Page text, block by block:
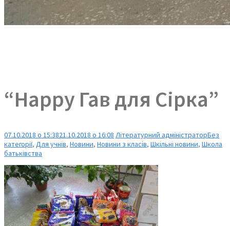
“Happy Гав для Сірка”
07.10.2018 о 15:3821.10.2018 о 16:08 Літературний адміністраторБез
категорії, Для учнів, Новини, Новини з класів, Шкільні новини, Школа
батьківства